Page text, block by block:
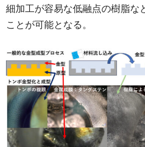
細加工が容易な低融点の樹脂な
ことが可能となる。